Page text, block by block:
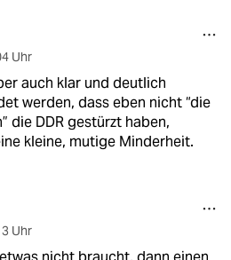
Uhr
auch klar und deutlich
werden, dass eben nicht “die
die DDR gestürzt haben,
kleine, mutige Minderheit.
Uhr